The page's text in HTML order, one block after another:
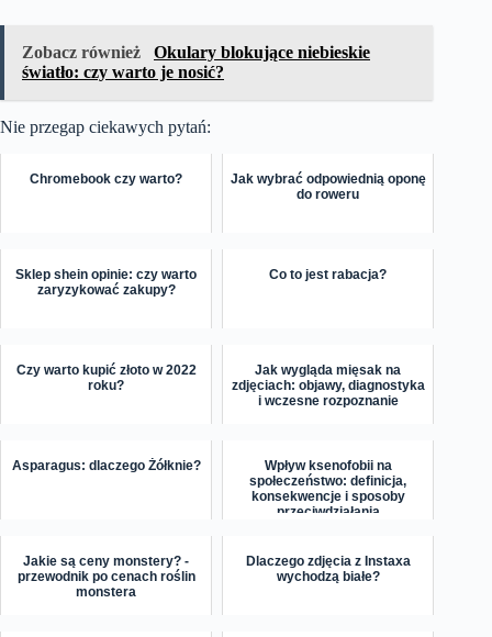
Zobacz również
Okulary blokujące niebieskie
światło: czy warto je nosić?
Nie przegap ciekawych pytań:
Chromebook czy warto?
Jak wybrać odpowiednią oponę
do roweru
Sklep shein opinie: czy warto
zaryzykować zakupy?
Co to jest rabacja?
Czy warto kupić złoto w 2022
roku?
Jak wygląda mięsak na
zdjęciach: objawy, diagnostyka
i wczesne rozpoznanie
Asparagus: dlaczego Żółknie?
Wpływ ksenofobii na
społeczeństwo: definicja,
konsekwencje i sposoby
przeciwdziałania
Jakie są ceny monstery? -
przewodnik po cenach roślin
monstera
Dlaczego zdjęcia z Instaxa
wychodzą białe?